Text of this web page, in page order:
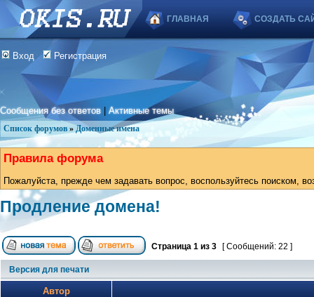
ГЛАВНАЯ СОЗДАТЬ
Вход Регистрация
Сообщения без ответов |Активные темы
Список форумов » Доменные имена
Правила форума
Пожалуйста, прежде чем задавать вопрос, воспользуйтесь поиском,
Продление домена!
Страница 1 из 3 [ Сообщений: 22 ]
Версия для печати
Автор